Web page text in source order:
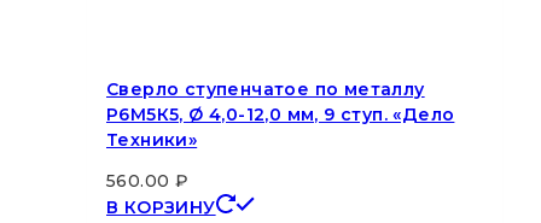
Сверло ступенчатое по металлу
Р6М5К5, Ø 4,0-12,0 мм, 9 ступ. «Дело
Техники»
560.00 ₽
В КОРЗИНУ